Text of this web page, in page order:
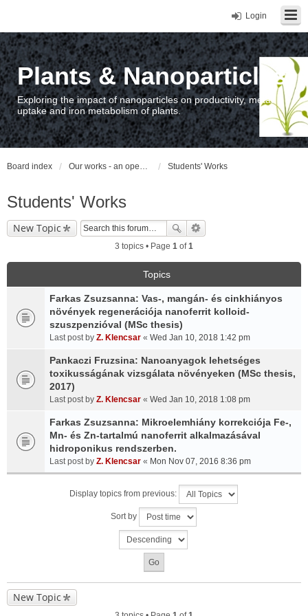
Login
Plants & Nanoparticles
Exploring the impact of nanoparticles on productivity, metal
uptake and iron metabolism of plants.
Board index Our works - an open access repository / nyilvános hozzáférésű repozitórium Students' Works
Students' Works
New Topic
3 topics • Page 1 of1
Topics
Farkas Zsuzsanna: Vas-, mangán- és cinkhiányos
növények regenerációja nanoferrit kolloid-
szuszpenzióval (MSc thesis)
Last post by Z. Klencsar « Wed Jan 10, 2018 1:42 pm
Pankaczi Fruzsina: Nanoanyagok lehetséges
toxikusságának vizsgálata növényeken (MSc thesis,
2017)
Last post by Z. Klencsar « Wed Jan 10, 2018 1:08 pm
Farkas Zsuzsanna: Mikroelemhiány korrekciója Fe-,
Mn- és Zn-tartalmú nanoferrit alkalmazásával
hidroponikus rendszerben.
Last post by Z. Klencsar « Mon Nov 07, 2016 8:36 pm
Display topics from previous:
Sort by
New Topic